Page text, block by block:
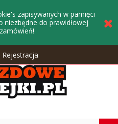
zapisywanych w pamięci
niezbędne do prawidłowej
Rejestracja